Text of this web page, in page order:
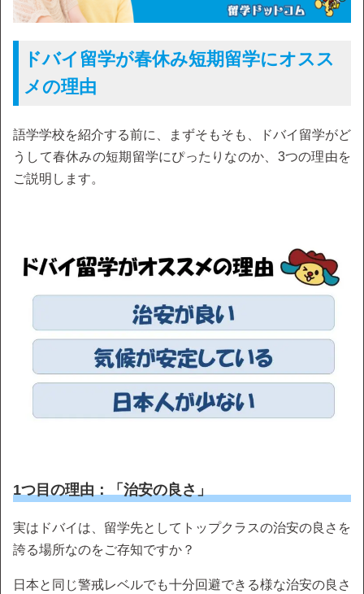
ドバイ留学が春休み短期留学にオスス
メの理由
語学学校を紹介する前に、まずそもそも、ドバイ留学がど
うして春休みの短期留学にぴったりなのか、3つの理由を
ご説明します。
1つ目の理由：「治安の良さ」
実はドバイは、留学先としてトップクラスの治安の良さを
誇る場所なのをご存知ですか？
日本と同じ警戒レベルでも十分回避できる様な治安の良さ